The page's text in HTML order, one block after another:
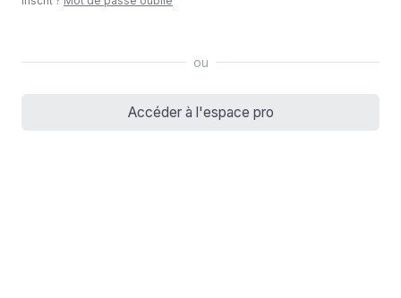
ou
Accéder à l'espace pro